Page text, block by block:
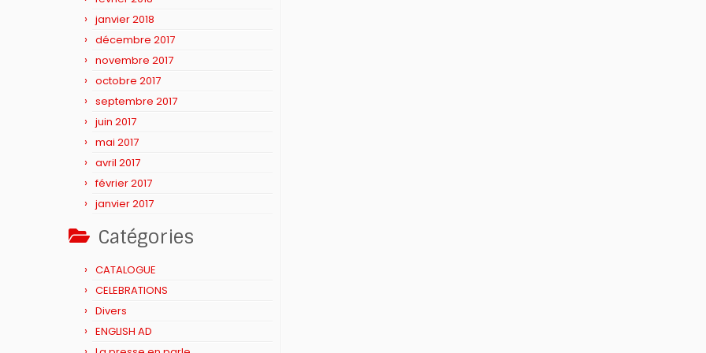
janvier 2018
décembre 2017
novembre 2017
octobre 2017
septembre 2017
juin 2017
mai 2017
avril 2017
février 2017
janvier 2017
Catégories
CATALOGUE
CELEBRATIONS
Divers
ENGLISH AD